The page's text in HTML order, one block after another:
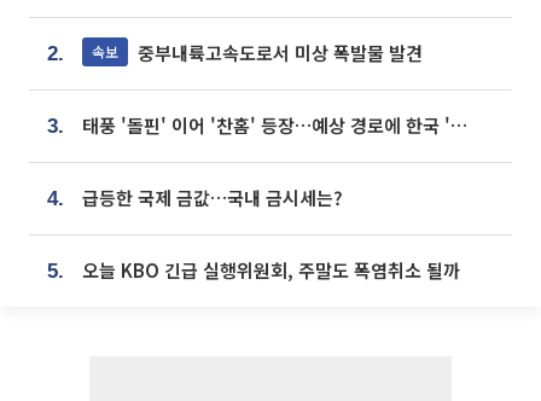
2. 속보 중부내륙고속도로서 미상 폭발물 발견
3. 태풍 '돌핀' 이어 '찬홈' 등장…예상 경로에 한국 '한숨'
4. 급등한 국제 금값…국내 금시세는?
5. 오늘 KBO 긴급 실행위원회, 주말도 폭염취소 될까